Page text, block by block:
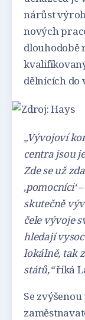
nárůst
nových
dlouhodobě
dělnících do
„Vývojoví
centra jsou
Zde se už
‚pomocníci‘
skutečně
čele vývoje
hledají
lokálně, tak
států,“říká
Se